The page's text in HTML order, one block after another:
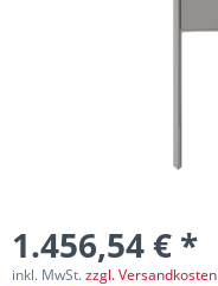
1.456,54 € *
inkl. MwSt.zzgl. Versandkosten